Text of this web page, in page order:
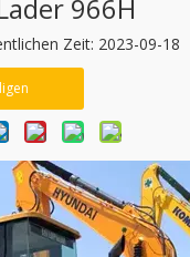
966H
Zeit: 2023-09-